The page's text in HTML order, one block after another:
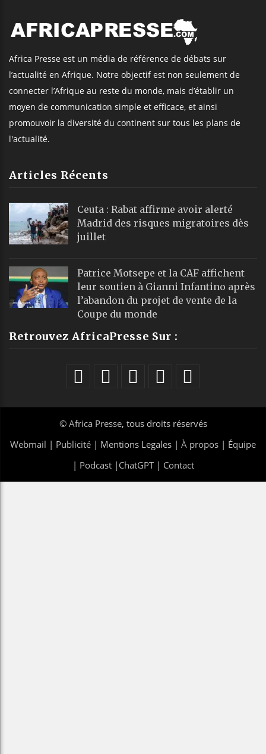
Africa Presse est un média de référence de débats sur
l’actualité en Afrique. Notre objectif est non seulement de
connecter l’Afrique au reste du monde, mais d’établir un
moyen de communication simple et efficace, et ainsi
promouvoir la diversité du continent sur tous les plans de
l'actualité.
Articles Récents
Ceuta : Rabat affirme avoir alerté
Madrid des risques migratoires dès
juillet
Patrice Motsepe et la CAF affichent
leur soutien à Gianni Infantino après
l’abandon du projet de vente de la
Coupe du monde
Retrouvez AfricaPresse Sur :
© Africa Presse, tous droits réservés
Webmail | Publicité | Mentions Legales | À propos | Équipe
| Podcast| ChatGPT| Contact